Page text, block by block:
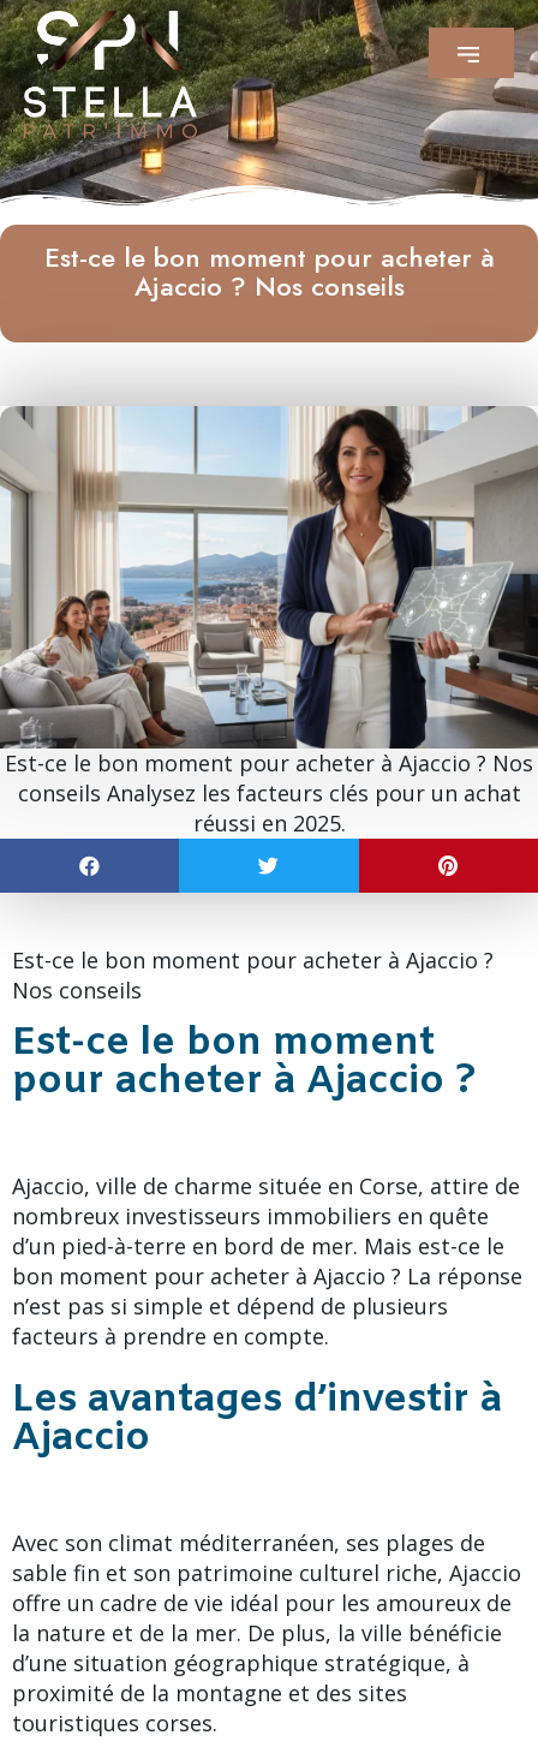
Est-ce le bon moment pour acheter à
Ajaccio ? Nos conseils
Est-ce le bon moment pour acheter à Ajaccio ? Nos
conseils Analysez les facteurs clés pour un achat
réussi en 2025.
Est-ce le bon moment pour acheter à Ajaccio ?
Nos conseils
Est-ce le bon moment
pour acheter à Ajaccio ?
Ajaccio, ville de charme située en Corse, attire de
nombreux investisseurs immobiliers en quête
d’un pied-à-terre en bord de mer. Mais est-ce le
bon moment pour acheter à Ajaccio ? La réponse
n’est pas si simple et dépend de plusieurs
facteurs à prendre en compte.
Les avantages d’investir à
Ajaccio
Avec son climat méditerranéen, ses plages de
sable fin et son patrimoine culturel riche, Ajaccio
offre un cadre de vie idéal pour les amoureux de
la nature et de la mer. De plus, la ville bénéficie
d’une situation géographique stratégique, à
proximité de la montagne et des sites
touristiques corses.